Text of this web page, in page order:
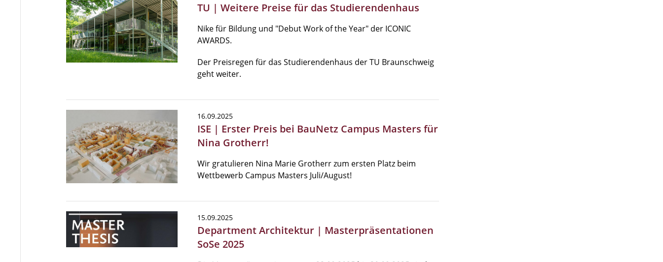
TU | Weitere Preise für das Studierendenhaus
Nike für Bildung und "Debut Work of the Year" der ICONIC
AWARDS.
Der Preisregen für das Studierendenhaus der TU Braunschweig
geht weiter.
16.09.2025
ISE | Erster Preis bei BauNetz Campus Masters für
Nina Grotherr!
Wir gratulieren Nina Marie Grotherr zum ersten Platz beim
Wettbewerb Campus Masters Juli/August!
15.09.2025
Department Architektur | Masterpräsentationen
SoSe 2025